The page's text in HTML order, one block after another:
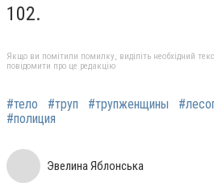
102.
Якщо ви помітили помилку, виділіть необхідний
повідомити про це редакцію
#тело #труп #трупженщины
#полиция
Эвелина Яблонська